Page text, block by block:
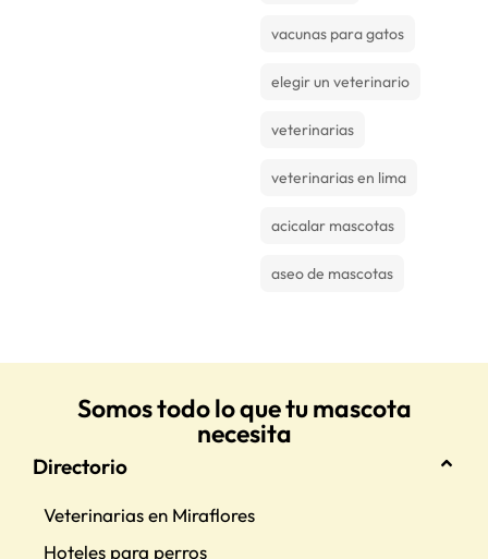
vacunas para gatos
elegir un veterinario
veterinarias
veterinarias en lima
acicalar mascotas
aseo de mascotas
Somos todo lo que tu mascota
necesita
Directorio
Veterinarias en Miraflores
Hoteles para perros